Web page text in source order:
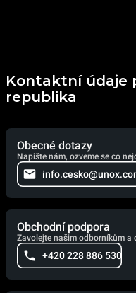
Kontaktní údaje
republika
Obecné dotazy
Napište nám, ozveme se co
Obchodní podpora
Zavolejte našim odborníkům
+420 228 886 530